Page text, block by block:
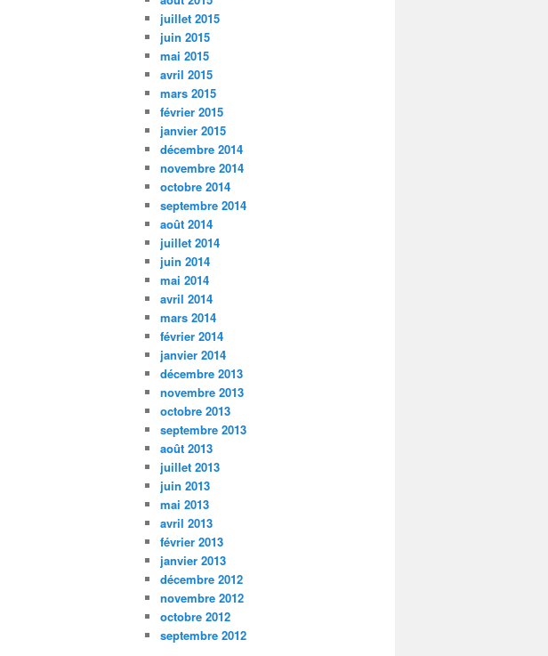
juillet 2015
juin 2015
mai 2015
avril 2015
mars 2015
février 2015
janvier 2015
décembre 2014
novembre 2014
octobre 2014
septembre 2014
août 2014
juillet 2014
juin 2014
mai 2014
avril 2014
mars 2014
février 2014
janvier 2014
décembre 2013
novembre 2013
octobre 2013
septembre 2013
août 2013
juillet 2013
juin 2013
mai 2013
avril 2013
février 2013
janvier 2013
décembre 2012
novembre 2012
octobre 2012
septembre 2012